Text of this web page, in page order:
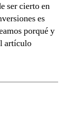
ser cierto en
es
porqué y
artículo